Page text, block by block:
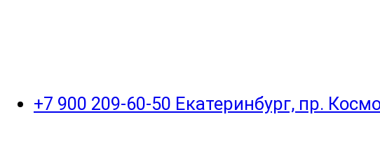
+7 900 209-60-50 Екатеринбург, пр.